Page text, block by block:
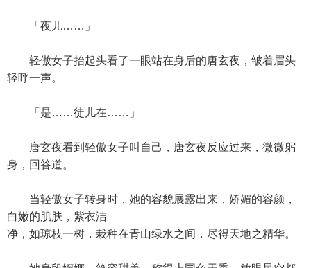
「夜儿……」
轻傲女子抬起头看了一眼站在身后的唐玄夜，皱着眉头
轻呼一声。
「是……徒儿在……」
唐玄夜看到轻傲女子叫自己，唐玄夜反应过来，微微躬
身，回答道。
当轻傲女子转身时，她的容貌展露出来，娇媚的容颜，
白嫩的肌肤，紫衣洁
净，如琼枝一树，栽种在青山绿水之间，尽得天地之精华。